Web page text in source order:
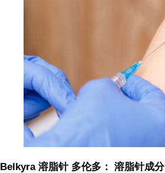
Belkyra 溶脂针 多伦多： 溶脂针成分